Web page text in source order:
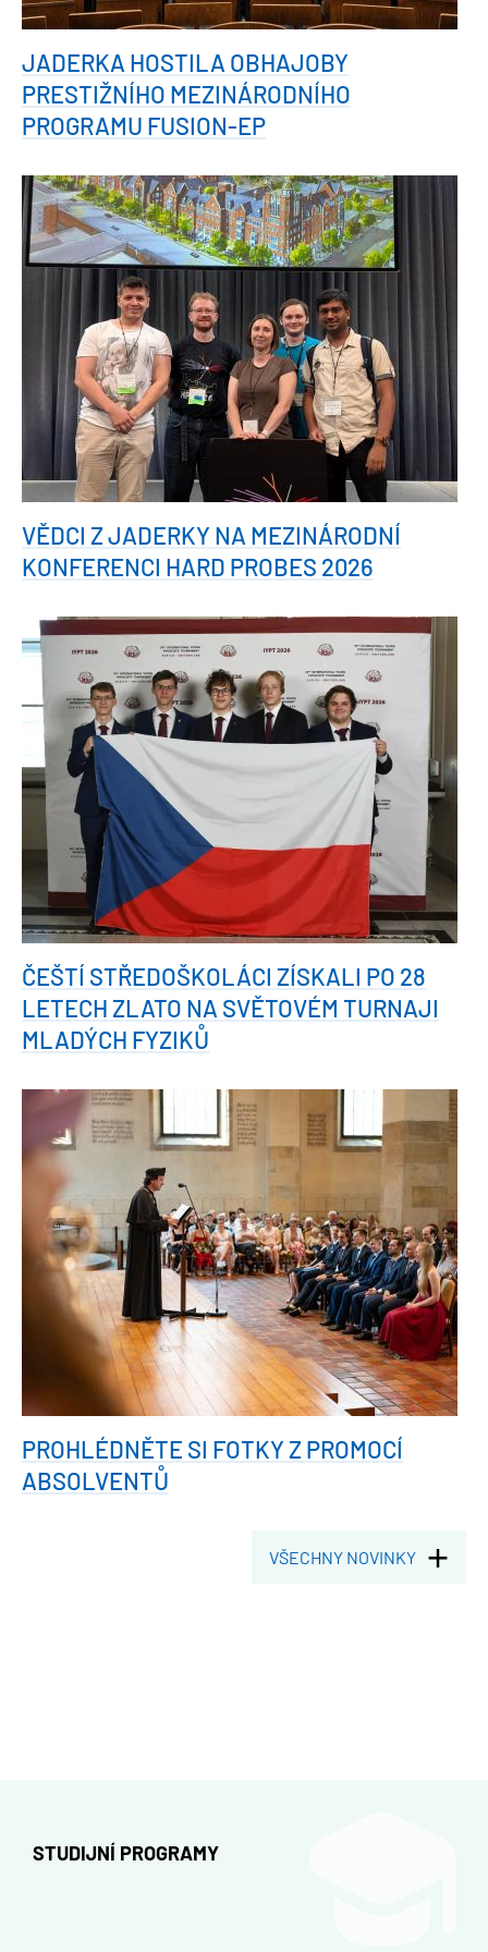
JADERKA HOSTILA OBHAJOBY
PRESTIŽNÍHO MEZINÁRODNÍHO
PROGRAMU FUSION-EP
VĚDCI Z JADERKY NA MEZINÁRODNÍ
KONFERENCI HARD PROBES 2026
ČEŠTÍ STŘEDOŠKOLÁCI ZÍSKALI PO 28
LETECH ZLATO NA SVĚTOVÉM TURNAJI
MLADÝCH FYZIKŮ
PROHLÉDNĚTE SI FOTKY Z PROMOCÍ
ABSOLVENTŮ
VŠECHNY NOVINKY
STUDIJNÍ PROGRAMY